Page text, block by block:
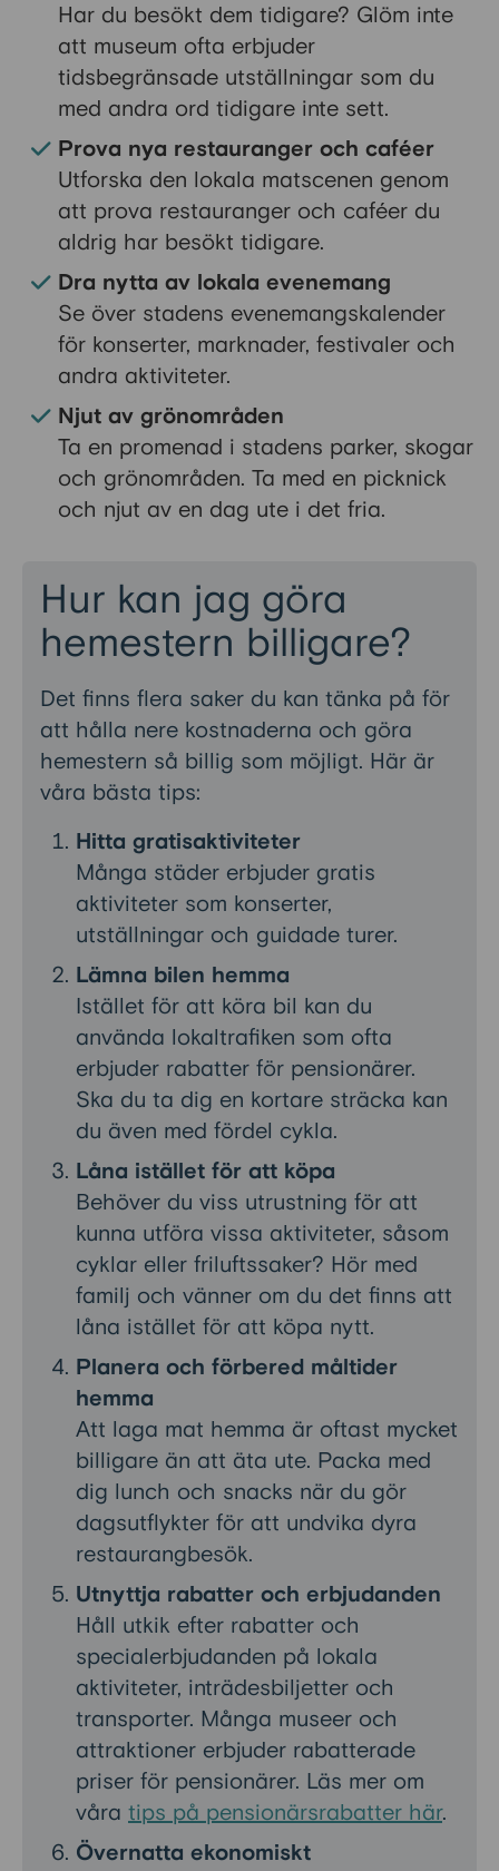
Har du besökt dem tidigare? Glöm inte
att museum ofta erbjuder
tidsbegränsade utställningar som du
med andra ord tidigare inte sett.
Prova nya restauranger och caféer
Utforska den lokala matscenen genom
att prova restauranger och caféer du
aldrig har besökt tidigare.
Dra nytta av lokala evenemang
Se över stadens evenemangskalender
för konserter, marknader, festivaler och
andra aktiviteter.
Njut av grönområden
Ta en promenad i stadens parker, skogar
och grönområden. Ta med en picknick
och njut av en dag ute i det fria.
Hur kan jag göra
hemestern billigare?
Det finns flera saker du kan tänka på för
att hålla nere kostnaderna och göra
hemestern så billig som möjligt. Här är
våra bästa tips:
Hitta gratisaktiviteter
Många städer erbjuder gratis
aktiviteter som konserter,
utställningar och guidade turer.
Lämna bilen hemma
Istället för att köra bil kan du
använda lokaltrafiken som ofta
erbjuder rabatter för pensionärer.
Ska du ta dig en kortare sträcka kan
du även med fördel cykla.
Låna istället för att köpa
Behöver du viss utrustning för att
kunna utföra vissa aktiviteter, såsom
cyklar eller friluftssaker? Hör med
familj och vänner om du det finns att
låna istället för att köpa nytt.
Planera och förbered måltider
hemma
Att laga mat hemma är oftast mycket
billigare än att äta ute. Packa med
dig lunch och snacks när du gör
dagsutflykter för att undvika dyra
restaurangbesök.
Utnyttja rabatter och erbjudanden
Håll utkik efter rabatter och
specialerbjudanden på lokala
aktiviteter, inträdesbiljetter och
transporter. Många museer och
attraktioner erbjuder rabatterade
priser för pensionärer. Läs mer om
våra tips på pensionärsrabatter här.
Övernatta ekonomiskt